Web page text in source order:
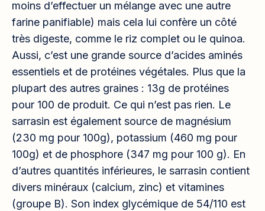
moins d’effectuer un mélange avec une autre
farine panifiable) mais cela lui confère un côté
très digeste, comme le riz complet ou le quinoa.
Aussi, c’est une grande source d’acides aminés
essentiels et de protéines végétales. Plus que la
plupart des autres graines : 13g de protéines
pour 100 de produit. Ce qui n’est pas rien. Le
sarrasin est également source de magnésium
(230 mg pour 100g), potassium (460 mg pour
100g) et de phosphore (347 mg pour 100 g). En
d’autres quantités inférieures, le sarrasin contient
divers minéraux (calcium, zinc) et vitamines
(groupe B). Son index glycémique de 54/110 est